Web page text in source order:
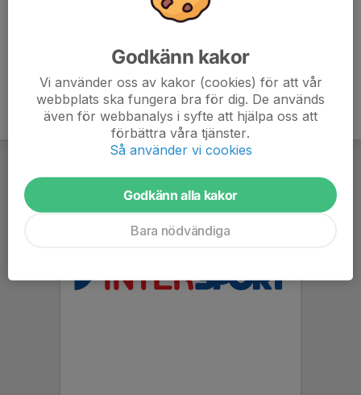
Godkänn kakor
Vi använder oss av kakor (cookies) för att vår
webbplats ska fungera bra för dig. De används
även för webbanalys i syfte att hjälpa oss att
förbättra våra tjänster.
Så använder vi cookies
Godkänn alla kakor
Bara nödvändiga